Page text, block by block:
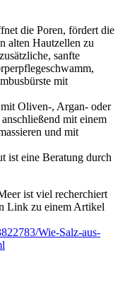
die Poren, fördert die
alten Hautzellen zu
sanfte
mit
Oliven-, Argan- oder
mit einem
und mit
ist eine Beratung durch
ist viel recherchiert
Link zu einem Artikel
Wie-Salz-aus-